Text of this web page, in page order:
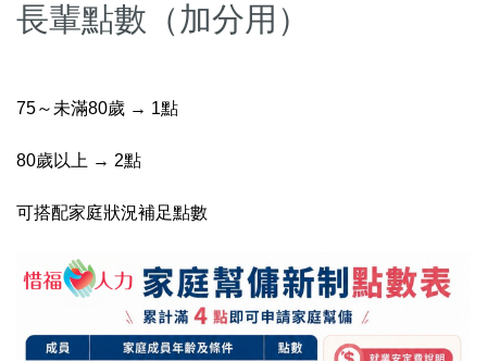
長輩點數（加分用）
75～未滿80歲 → 1點
80歲以上 → 2點
可搭配家庭狀況補足點數